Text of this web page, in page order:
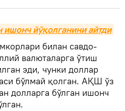
ишонч йўқолганини айтди
билан савдо-
валюталарга ўтиш
эди, чунки доллар
бўлмай қолган. АҚШ ўз
долларга бўлган ишонч